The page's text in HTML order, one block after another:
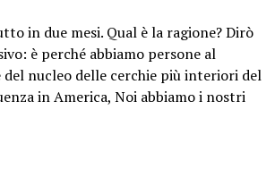
in due mesi. Qual è la ragione? Dirò
è perché abbiamo persone al
nucleo delle cerchie più interiori del
in America, Noi abbiamo i nostri